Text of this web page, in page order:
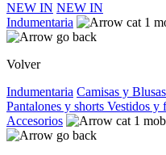
NEW IN NEW IN
Indumentaria
Volver
Indumentaria Camisas y Blusas
Pantalones y shorts Vestidos y
Accesorios